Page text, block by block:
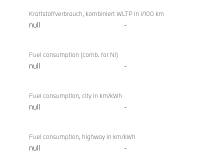
Kraftstoffverbrauch, kombiniert WLTP in l/100 km
null -
Fuel consumption (comb. for NI)
null -
Fuel consumption, city in km/kWh
null -
Fuel consumption, highway in km/kWh
null -